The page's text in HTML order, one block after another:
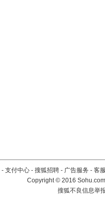
- 支付中心 - 搜狐招聘 - 广告服务 - 客
Copyright©2016
搜狐不良信息举